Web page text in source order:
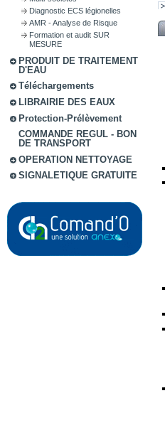
Diagnostic ECS légionelles
AMR - Analyse de Risque
Formation et audit SUR
MESURE
PRODUIT DE TRAITEMENT
D'EAU
Téléchargements
LIBRAIRIE DES EAUX
Protection-Prélèvement
COMMANDE REGUL - BON
DE TRANSPORT
OPERATION NETTOYAGE
SIGNALETIQUE GRATUITE